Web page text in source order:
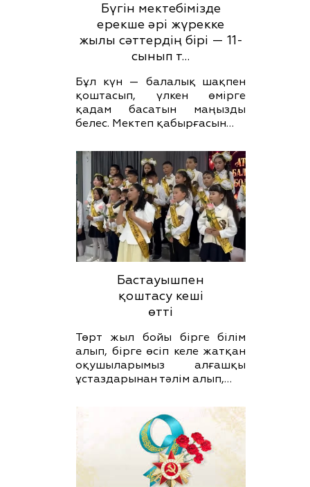
Бүгін мектебімізде
ерекше әрі жүрекке
жылы сәттердің бірі — 11-
сынып т…
Бұл күн — балалық шақпен
қоштасып, үлкен өмірге
қадам басатын маңызды
белес. Мектеп қабырғасын…
Бастауышпен
қоштасу кеші
өтті
Төрт жыл бойы бірге білім
алып, бірге өсіп келе жатқан
оқушыларымыз алғашқы
ұстаздарынан тәлім алып,…